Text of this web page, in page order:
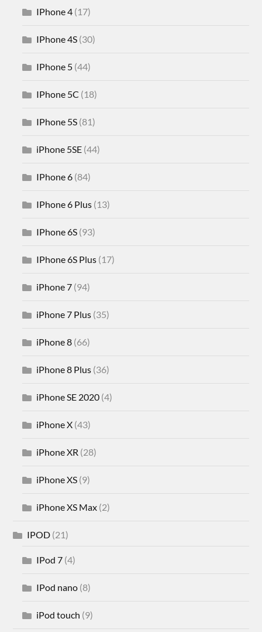
IPhone 4 (17)
IPhone 4S (30)
IPhone 5 (44)
IPhone 5C (18)
IPhone 5S (81)
iPhone 5SE (44)
IPhone 6 (84)
IPhone 6 Plus (13)
IPhone 6S (93)
IPhone 6S Plus (17)
iPhone 7 (94)
iPhone 7 Plus (35)
iPhone 8 (66)
iPhone 8 Plus (36)
iPhone SE 2020 (4)
iPhone X (43)
iPhone XR (28)
iPhone XS (9)
iPhone XS Max (2)
IPOD (21)
IPod 7 (4)
IPod nano (8)
iPod touch (9)